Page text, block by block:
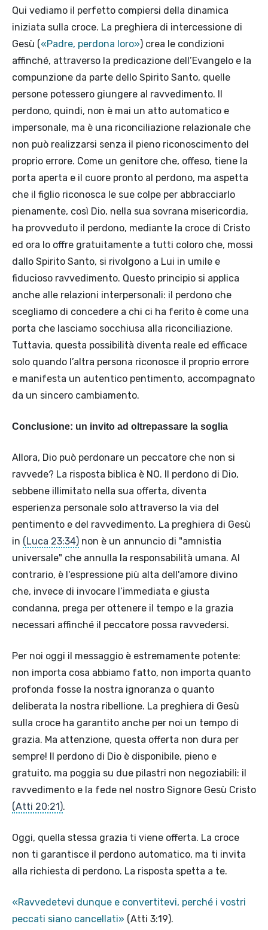
Qui vediamo il perfetto compiersi della dinamica
iniziata sulla croce. La preghiera di intercessione di
Gesù («Padre, perdona loro») crea le condizioni
affinché, attraverso la predicazione dell’Evangelo e la
compunzione da parte dello Spirito Santo, quelle
persone potessero giungere al ravvedimento. Il
perdono, quindi, non è mai un atto automatico e
impersonale, ma è una riconciliazione relazionale che
non può realizzarsi senza il pieno riconoscimento del
proprio errore. Come un genitore che, offeso, tiene la
porta aperta e il cuore pronto al perdono, ma aspetta
che il figlio riconosca le sue colpe per abbracciarlo
pienamente, così Dio, nella sua sovrana misericordia,
ha provveduto il perdono, mediante la croce di Cristo
ed ora lo offre gratuitamente a tutti coloro che, mossi
dallo Spirito Santo, si rivolgono a Lui in umile e
fiducioso ravvedimento. Questo principio si applica
anche alle relazioni interpersonali: il perdono che
scegliamo di concedere a chi ci ha ferito è come una
porta che lasciamo socchiusa alla riconciliazione.
Tuttavia, questa possibilità diventa reale ed efficace
solo quando l’altra persona riconosce il proprio errore
e manifesta un autentico pentimento, accompagnato
da un sincero cambiamento.
Conclusione: un invito ad oltrepassare la soglia
Allora, Dio può perdonare un peccatore che non si
ravvede? La risposta biblica è NO. Il perdono di Dio,
sebbene illimitato nella sua offerta, diventa
esperienza personale solo attraverso la via del
pentimento e del ravvedimento. La preghiera di Gesù
in (Luca 23:34) non è un annuncio di "amnistia
universale" che annulla la responsabilità umana. Al
contrario, è l'espressione più alta dell'amore divino
che, invece di invocare l’immediata e giusta
condanna, prega per ottenere il tempo e la grazia
necessari affinché il peccatore possa ravvedersi.
Per noi oggi il messaggio è estremamente potente:
non importa cosa abbiamo fatto, non importa quanto
profonda fosse la nostra ignoranza o quanto
deliberata la nostra ribellione. La preghiera di Gesù
sulla croce ha garantito anche per noi un tempo di
grazia. Ma attenzione, questa offerta non dura per
sempre! Il perdono di Dio è disponibile, pieno e
gratuito, ma poggia su due pilastri non negoziabili: il
ravvedimento e la fede nel nostro Signore Gesù Cristo
(Atti 20:21).
Oggi, quella stessa grazia ti viene offerta. La croce
non ti garantisce il perdono automatico, ma ti invita
alla richiesta di perdono. La risposta spetta a te.
«Ravvedetevi dunque e convertitevi, perché i vostri
peccati siano cancellati» (Atti 3:19).